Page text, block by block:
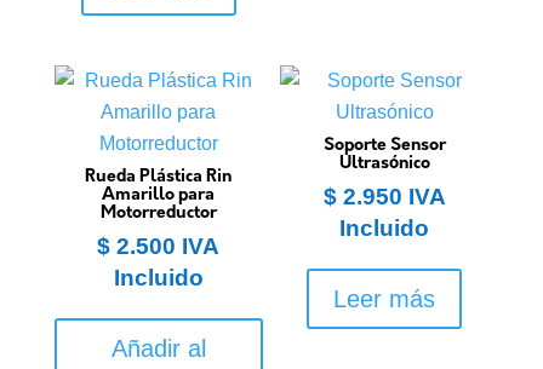
Rueda Plástica Rin
Amarillo para
Motorreductor
$ 2.500 IVA
Incluido
Añadir al
Soporte Sensor
Ultrasónico
$2.950 IVA
Incluido
Leer más